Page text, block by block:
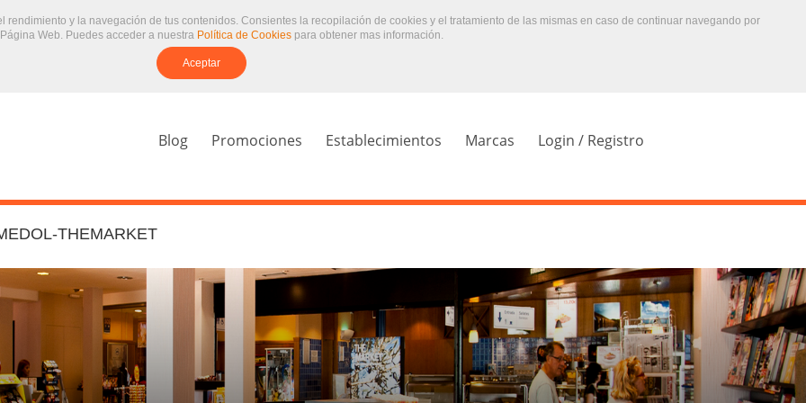
y la navegación de tus contenidos. Consientes la recopilación de cookies y el tratamiento de las mismas en caso de continuar navegando por
Web. Puedes acceder a nuestra Política de Cookiespara obtener mas información.
Aceptar
Blog Promociones Establecimientos Marcas Login / Registro
THEMARKET